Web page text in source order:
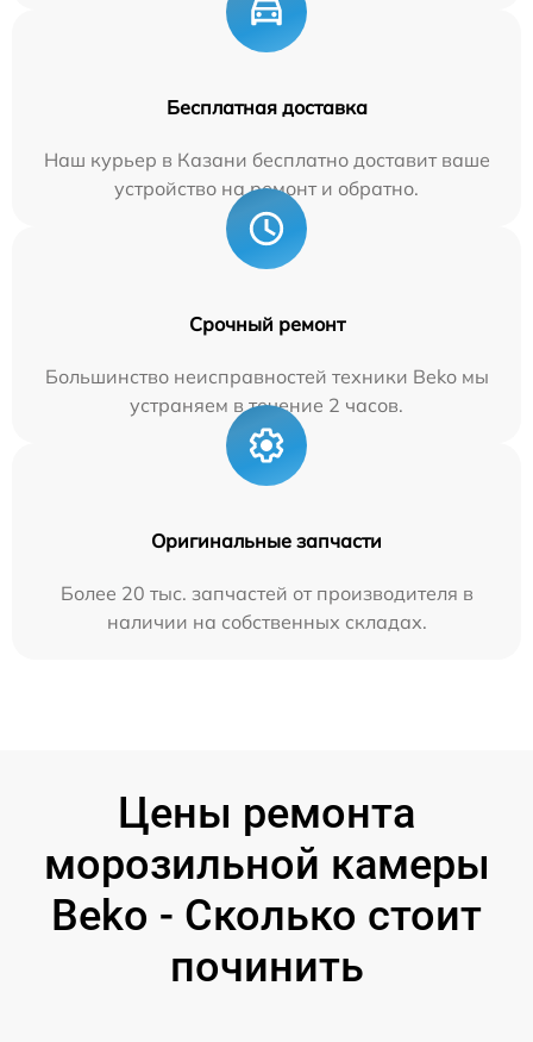
Бесплатная доставка
Наш курьер в Казани бесплатно доставит ваше
устройство на ремонт и обратно.
Срочный ремонт
Большинство неисправностей техники Beko мы
устраняем в течение 2 часов.
Оригинальные запчасти
Более 20 тыс. запчастей от производителя в
наличии на собственных складах.
Цены ремонта
морозильной камеры
Beko - Сколько стоит
починить